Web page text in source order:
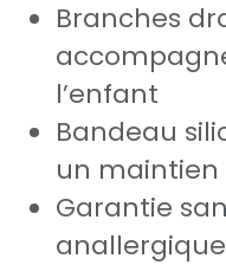
Branches
l’enfant
Bandeau
un
Garantie